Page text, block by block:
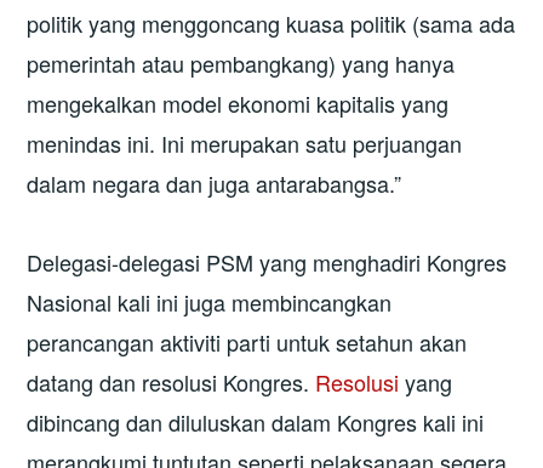
politik yang menggoncang kuasa politik (sama ada
pemerintah atau pembangkang) yang hanya
mengekalkan model ekonomi kapitalis yang
menindas ini. Ini merupakan satu perjuangan
dalam negara dan juga antarabangsa.”
Delegasi-delegasi PSM yang menghadiri Kongres
Nasional kali ini juga membincangkan
perancangan aktiviti parti untuk setahun akan
datang dan resolusi Kongres. Resolusi yang
dibincang dan diluluskan dalam Kongres kali ini